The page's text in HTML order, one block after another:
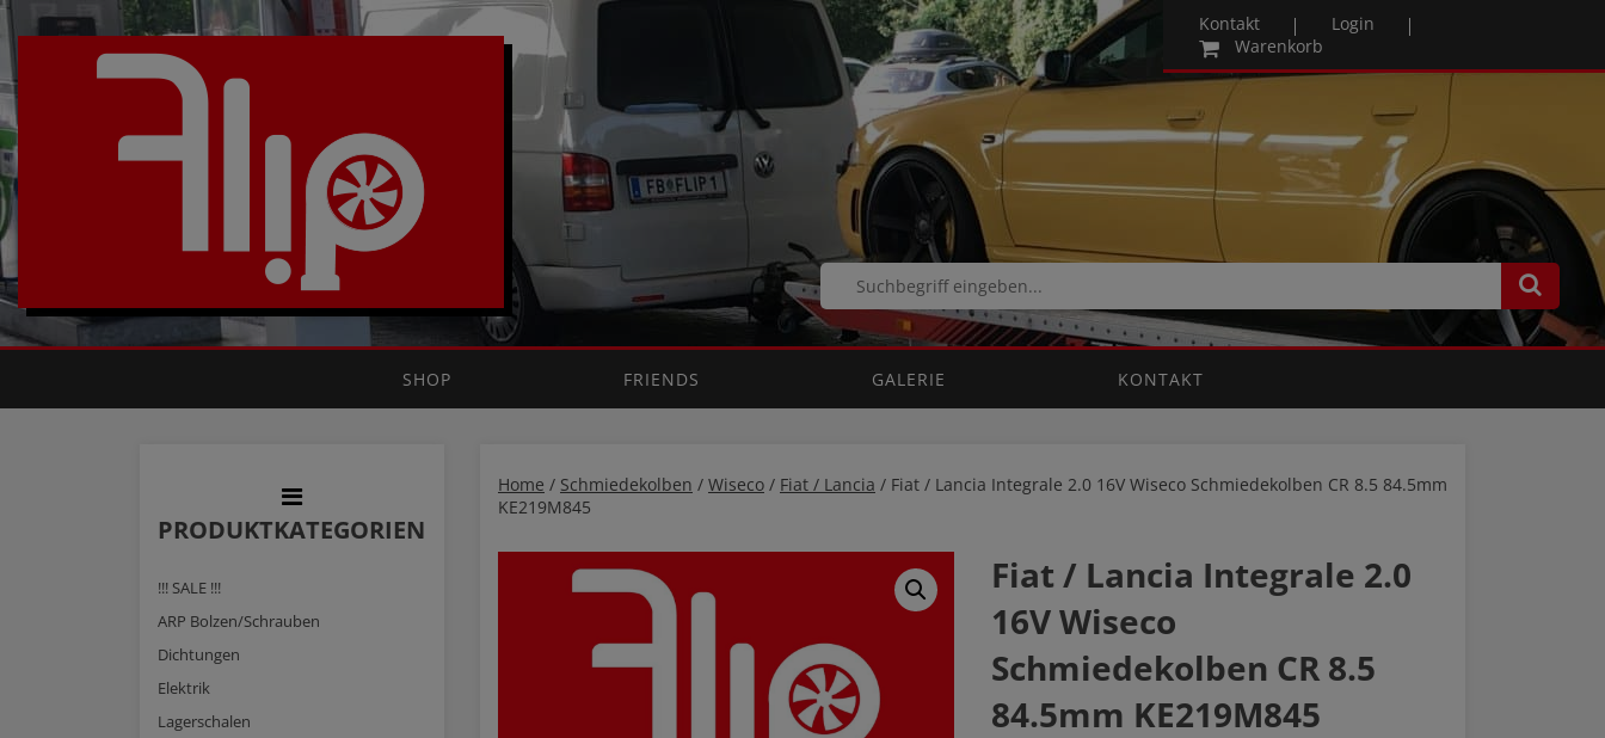
Kontakt
Login
Warenkorb
SHOP FRIENDS GALERIE KONTAKT
PRODUKTKATEGORIEN
!!! SALE !!!
ARP Bolzen/Schrauben
Dichtungen
Elektrik
Lagerschalen
Home / Schmiedekolben / Wiseco / Fiat / Lancia / Fiat / Lancia Integrale 2.0 16V Wiseco Schmiedekolben CR 8.5 84.5mm
KE219M845
Fiat / Lancia Integrale 2.0
16V Wiseco
Schmiedekolben CR 8.5
84.5mm KE219M845